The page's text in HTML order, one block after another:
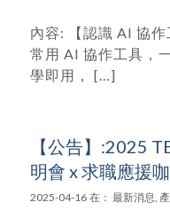
內容: 【認識 AI 協
常用 AI 協作工具，
學即用， […]
【公告】:2025
明會 x 求職應援
2025-04-16 在： 最新消息